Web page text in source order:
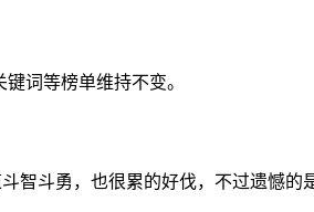
词等榜单维持不变。
斗勇，也很累的好伐，不过遗憾的